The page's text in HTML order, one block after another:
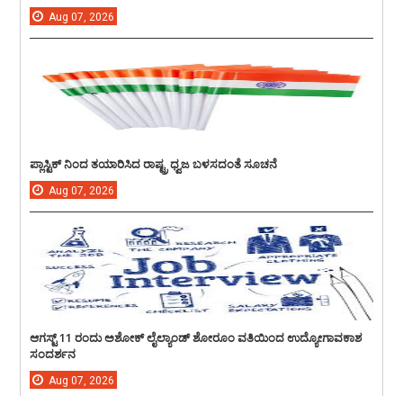
Aug 07, 2026
ಪ್ಲಾಸ್ಟಿಕ್ ನಿಂದ ತಯಾರಿಸಿದ ರಾಷ್ಟ್ರ ಧ್ವಜ ಬಳಸದಂತೆ ಸೂಚನೆ
Aug 07, 2026
ಆಗಸ್ಟ್ 11 ರಂದು ಅಶೋಕ್ ಲೈಲ್ಯಾಂಡ್ ಶೋರೂಂ ವತಿಯಿಂದ ಉದ್ಯೋಗಾವಕಾಶ
ಸಂದರ್ಶನ
Aug 07, 2026